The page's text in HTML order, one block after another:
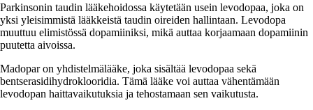
Parkinsonin taudin lääkehoidossa käytetään usein levodopaa, joka on
yksi yleisimmistä lääkkeistä taudin oireiden hallintaan. Levodopa
muuttuu elimistössä dopamiiniksi, mikä auttaa korjaamaan dopamiinin
puutetta aivoissa.
Madopar on yhdistelmälääke, joka sisältää levodopaa sekä
bentserasidihydroklooridia. Tämä lääke voi auttaa vähentämään
levodopan haittavaikutuksia ja tehostamaan sen vaikutusta.